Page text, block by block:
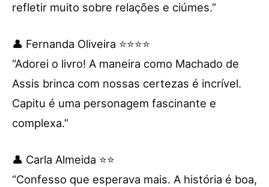
refletir muito sobre relações e ciúmes.”
👤 Fernanda Oliveira ⭐⭐⭐⭐
“Adorei o livro! A maneira como Machado de
Assis brinca com nossas certezas é incrível.
Capitu é uma personagem fascinante e
complexa.”
👤 Carla Almeida ⭐⭐
“Confesso que esperava mais. A história é boa,